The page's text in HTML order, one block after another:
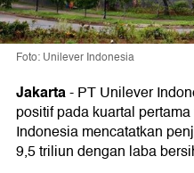
Foto: Unilever Indonesia
Jakarta-PT Unilever
positif pada kuartal
Indonesia mencatatkan
9,5 triliun dengan laba